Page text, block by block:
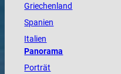
Griechenland
Spanien
Italien
Panorama
Porträt